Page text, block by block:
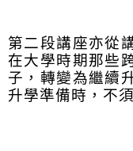
第二段講座亦從
在大學時期那些
子，轉變為繼續
升學準備時，不